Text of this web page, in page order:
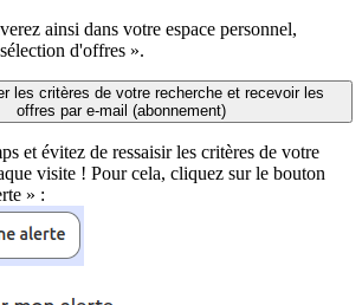
ainsi dans votre espace personnel,
d'offres ».
les critères de votre recherche et recevoir les
offres par e-mail (abonnement)
et évitez de ressaisir les critères de votre
visite ! Pour cela, cliquez sur le bouton
» :